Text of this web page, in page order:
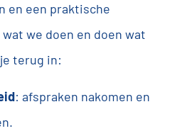
en een praktische
we doen en doen wat
terug in:
: afspraken nakomen en